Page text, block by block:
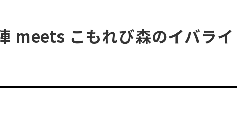
meets こもれび森のイバラ